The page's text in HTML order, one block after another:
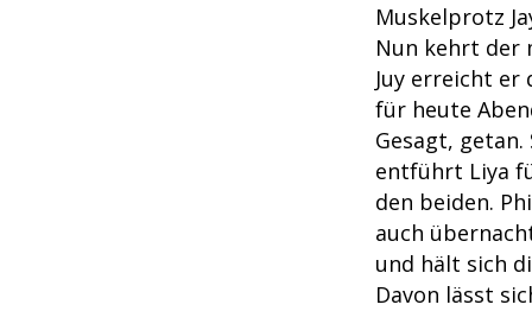
Muskelprotz
Nun kehrt der
Juy erreicht
für heute
Gesagt,
entführt Liya
den beiden.
auch
und hält sich
Davon lässt